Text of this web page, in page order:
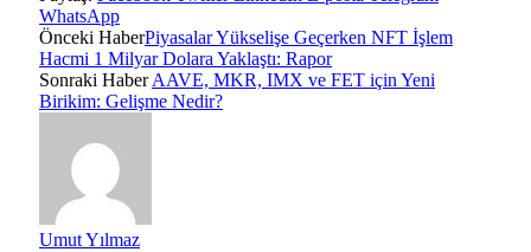
WhatsApp
Önceki HaberPiyasalar Yükselişe Geçerken NFT İşlem
Hacmi 1 Milyar Dolara Yaklaştı: Rapor
Sonraki HaberAAVE, MKR, IMX ve FET için Yeni
Birikim: Gelişme Nedir?
Umut Yılmaz